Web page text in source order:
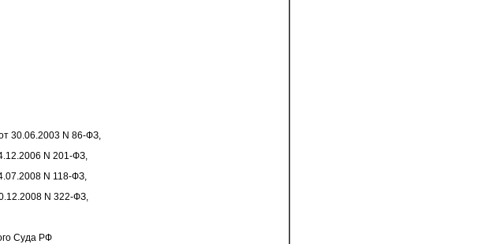
30.06.2003 N 86-ФЗ,
N 201-ФЗ,
N 118-ФЗ,
N 322-ФЗ,
Суда РФ